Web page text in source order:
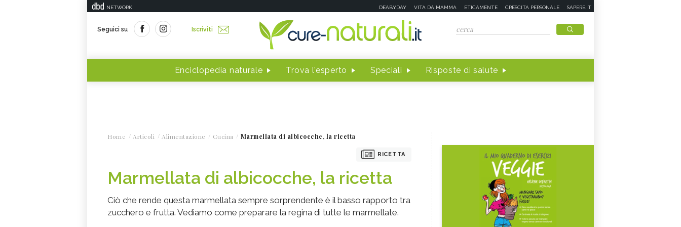
NETWORK DEABYDAY VITA DA MAMMA ETICAMENTE CRESCITA PERSONALE SAPERE.IT
Seguici su Iscriviti
Enciclopedia naturale Trova l'esperto Speciali Risposte di salute
Home Articoli Alimentazione Cucina Marmellata di albicocche, la ricetta
RICETTA
Marmellata di albicocche, la ricetta
Ciò che rende questa marmellata sempre sorprendente è il basso rapporto tra
zucchero e frutta. Vediamo come preparare la regina di tutte le marmellate.